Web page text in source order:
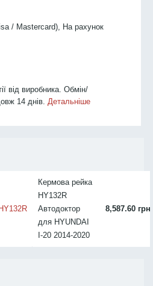
/ Mastercard), На рахунок
від виробника. Обмін/
14 днів. Детальніше
HY132R
Кермова рейка
HY132R
Автодоктор
для HYUNDAI
I-20 2014-2020
8,587.60 грн